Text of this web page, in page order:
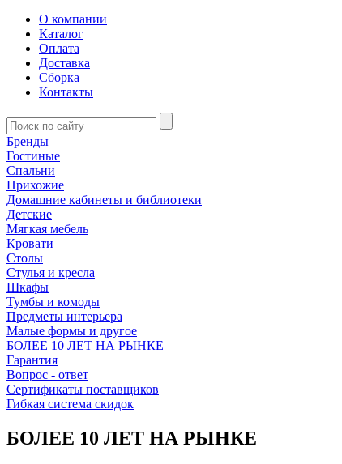
О компании
Каталог
Оплата
Доставка
Сборка
Контакты
Бренды
Гостиные
Спальни
Прихожие
Домашние кабинеты и библиотеки
Детские
Мягкая мебель
Кровати
Столы
Стулья и кресла
Шкафы
Тумбы и комоды
Предметы интерьера
Малые формы и другое
БОЛЕЕ 10 ЛЕТ НА РЫНКЕ
Гарантия
Вопрос - ответ
Сертификаты поставщиков
Гибкая система скидок
БОЛЕЕ 10 ЛЕТ НА РЫНКЕ